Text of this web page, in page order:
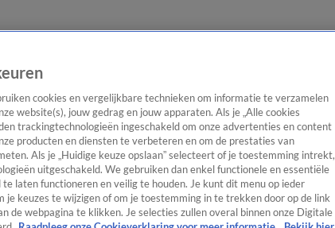
cookies en vergelijkbare technieken om informatie te verzamelen
website(s), jouw gedrag en jouw apparaten. Als je „Alle cookies
trackingtechnologieën ingeschakeld om onze advertenties en content
producten en diensten te verbeteren en om de prestaties van
Als je „Huidige keuze opslaan” selecteert of je toestemming intrekt,
uitgeschakeld. We gebruiken dan enkel functionele en essentiële
laten functioneren en veilig te houden. Je kunt dit menu op ieder
je keuzes te wijzigen of om je toestemming in te trekken door op de link
de webpagina te klikken. Je selecties zullen overal binnen onze Digitale